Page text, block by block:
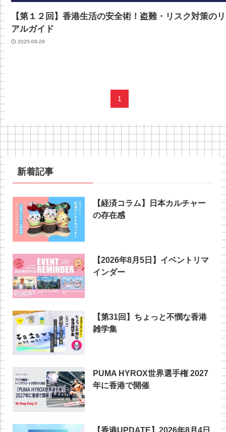
【第１２回】香港生活の安全術！盗難・リスク対策のリ
アルガイド
2025-09-29
1
新着記事
【経済コラム】日本カルチャー
の存在感
【2026年8月5日】イベントリマ
インダー
【第31回】ちょっと不憫な香港
雑学集
PUMA HYROX世界選手権 2027
年に香港で開催
【香港UPDATE】2026年8月4日